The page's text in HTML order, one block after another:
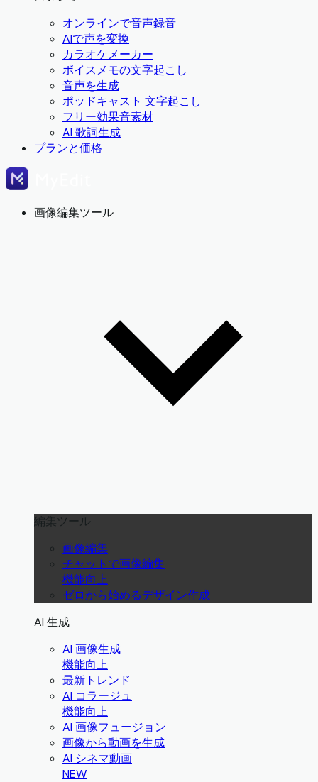
オンラインで音声録音
AIで声を変換
カラオケメーカー
ボイスメモの文字起こし
音声を生成
ポッドキャスト 文字起こし
フリー効果音素材
AI 歌詞生成
プランと価格
画像編集ツール
編集ツール
画像編集
チャットで画像編集
機能向上
ゼロから始めるデザイン作成
AI 生成
AI 画像生成
機能向上
最新トレンド
AI コラージュ
機能向上
AI 画像フュージョン
画像から動画を生成
AI シネマ動画
NEW